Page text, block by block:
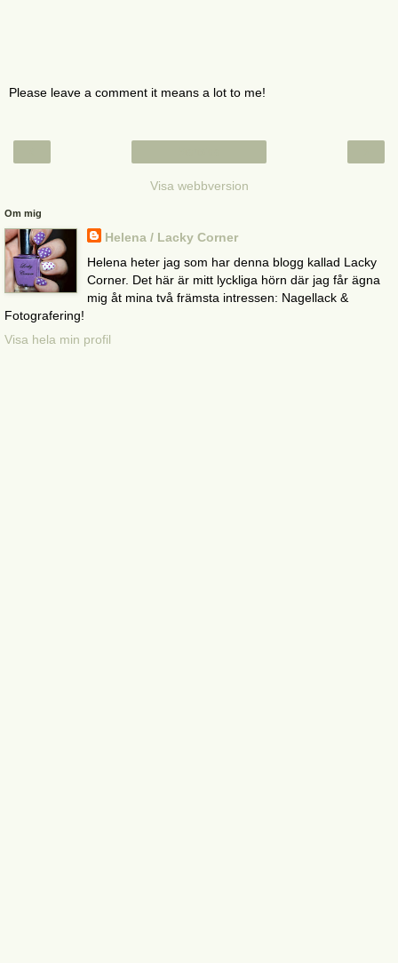
Please leave a comment it means a lot to me!
Visa webbversion
Om mig
Helena / Lacky Corner
Helena heter jag som har denna blogg kallad Lacky
Corner. Det här är mitt lyckliga hörn där jag får ägna
mig åt mina två främsta intressen: Nagellack &
Fotografering!
Visa hela min profil